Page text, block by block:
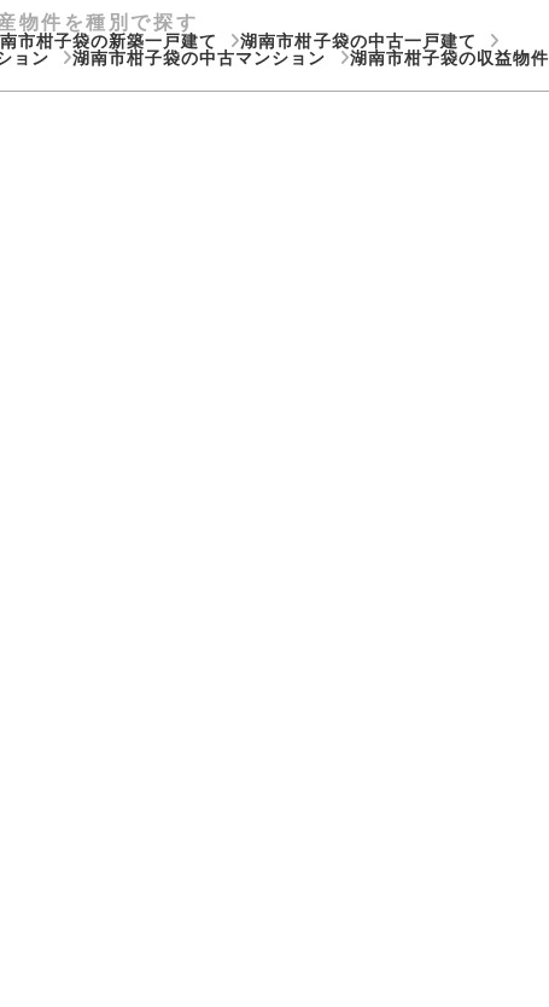
物件を種別で探す
市柑子袋の新築一戸建て
湖南市柑子袋の中古一戸建て
ョン
湖南市柑子袋の中古マンション 湖南市柑子袋の収益物件